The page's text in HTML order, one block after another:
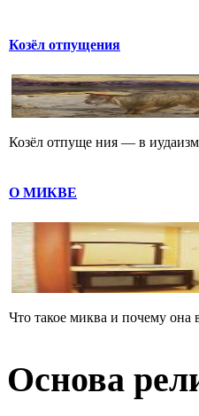
Козёл отпущения
Козёл отпуще ния — в
О МИКВЕ
Что такое миква и почему она
Основа